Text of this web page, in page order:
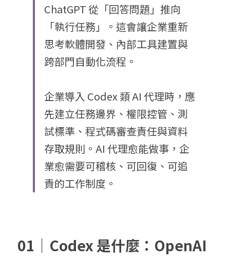
ChatGPT 從「回答問題」推向
「執行任務」。這會讓企業重新
思考軟體開發、內部工具建置與
跨部門自動化流程。
企業導入 Codex 類 AI 代理時，應
先建立任務邊界、權限控管、測
試標準、程式碼審查責任與資料
存取規則。AI 代理愈能做事，企
業愈需要可稽核、可回復、可追
責的工作制度。
01｜ Codex 是什麼：OpenAI